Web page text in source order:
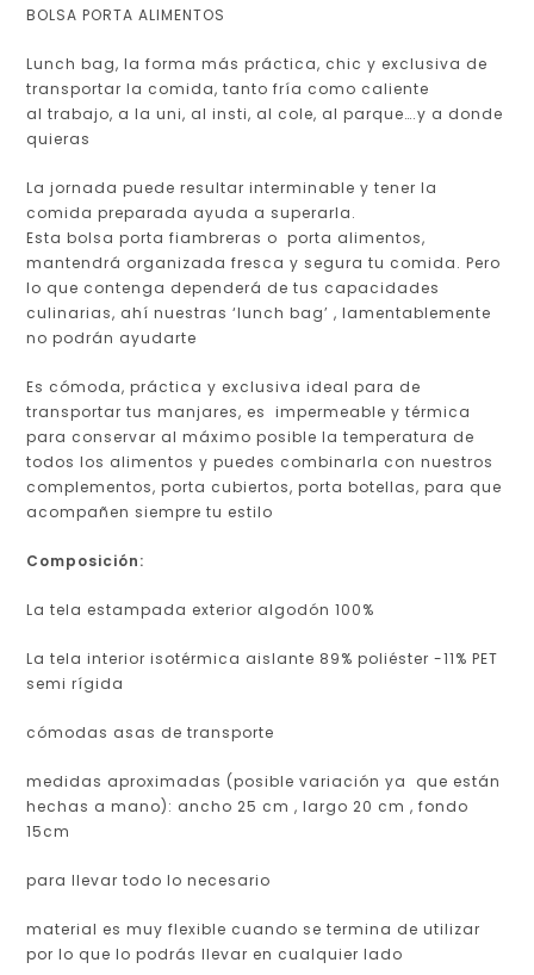
BOLSA PORTA ALIMENTOS
Lunch bag, la forma más práctica, chic y exclusiva de
transportar la comida, tanto fría como caliente
al trabajo, a la uni, al insti, al cole, al parque….y a donde
quieras
La jornada puede resultar interminable y tener la
comida preparada ayuda a superarla.
Esta bolsa porta fiambreras o porta alimentos,
mantendrá organizada fresca y segura tu comida. Pero
lo que contenga dependerá de tus capacidades
culinarias, ahí nuestras ‘lunch bag’ , lamentablemente
no podrán ayudarte
Es cómoda, práctica y exclusiva ideal para de
transportar tus manjares, es impermeable y térmica
para conservar al máximo posible la temperatura de
todos los alimentos y puedes combinarla con nuestros
complementos, porta cubiertos, porta botellas, para que
acompañen siempre tu estilo
Composición:
La tela estampada exterior algodón 100%
La tela interior isotérmica aislante 89% poliéster -11% PET
semi rígida
cómodas asas de transporte
medidas aproximadas (posible variación ya que están
hechas a mano): ancho 25 cm , largo 20 cm , fondo
15cm
para llevar todo lo necesario
material es muy flexible cuando se termina de utilizar
por lo que lo podrás llevar en cualquier lado